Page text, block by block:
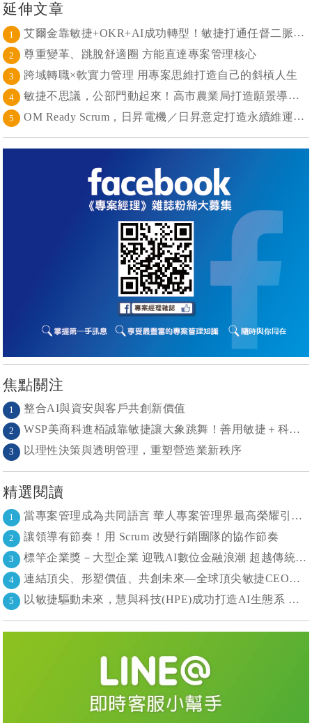
延伸文章
1 艾爾金靠敏捷+OKR+AI成功轉型！敏捷打通任督二脈， 避免文化與流程「卡卡」導致溝通無效
2 尊重變革、跳脫舒適圈 方能直達專案管理核心
3 跨域轉職×軟實力管理 用專案思維打造自己的斜槓人生
4 敏捷不思議，公部門動起來！高市農業局打造願景導向的社區敏捷自組織
5 OM Ready Scrum，日昇電機／日昇意定打造永續維運新典範
焦點關注
1 整合AI與資安與客戶共創新價值
2 WSP美商科進栢誠靠敏捷讓大象跳舞！善用敏捷＋科技力， 大型工程也能快速迭代
3 以理性決策與透明管理，重塑營造業新秩序
精選閱讀
1 當專案管理成為共同語言 華人專案管理界最高榮耀引領的變革時代
2 讓領導有節奏！用 Scrum 改變行銷團隊的協作節奏
3 標竿企業獎－大型企業 迎戰AI數位金融浪潮 超越傳統的組織再定義
4 連結頂尖、形塑價值、共創未來—全球頂尖敏捷CEO聯誼會成立
5 以敏捷驅動未來，慧與科技(HPE)成功打造AI生態系 大型敏捷(LeSS)海納百川，讓複雜變簡單